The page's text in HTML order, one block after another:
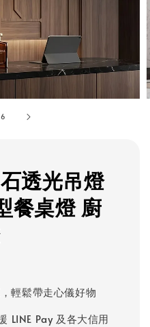
6
透光吊燈
餐桌燈 廚
輕鬆帶走心儀好物
LINE Pay 及各大信用